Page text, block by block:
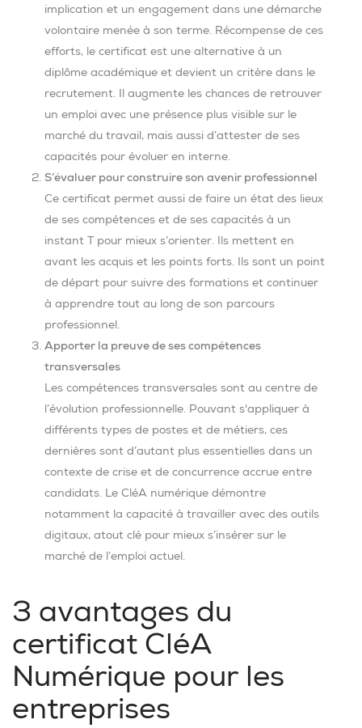
implication et un engagement dans une démarche
volontaire menée à son terme. Récompense de ces
efforts, le certificat est une alternative à un
diplôme académique et devient un critère dans le
recrutement. Il augmente les chances de retrouver
un emploi avec une présence plus visible sur le
marché du travail, mais aussi d’attester de ses
capacités pour évoluer en interne.
S’évaluer pour construire son avenir professionnel
Ce certificat permet aussi de faire un état des lieux
de ses compétences et de ses capacités à un
instant T pour mieux s’orienter. Ils mettent en
avant les acquis et les points forts. Ils sont un point
de départ pour suivre des formations et continuer
à apprendre tout au long de son parcours
professionnel.
Apporter la preuve de ses compétences
transversales
Les compétences transversales sont au centre de
l’évolution professionnelle. Pouvant s'appliquer à
différents types de postes et de métiers, ces
dernières sont d’autant plus essentielles dans un
contexte de crise et de concurrence accrue entre
candidats. Le CléA numérique démontre
notamment la capacité à travailler avec des outils
digitaux, atout clé pour mieux s’insérer sur le
marché de l’emploi actuel.
3 avantages du
certificat CléA
Numérique pour les
entreprises